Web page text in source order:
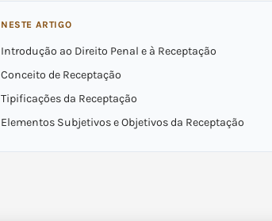
NESTE ARTIGO
Introdução ao Direito Penal e à Receptação
Conceito de Receptação
Tipificações da Receptação
Elementos Subjetivos e Objetivos da Receptação